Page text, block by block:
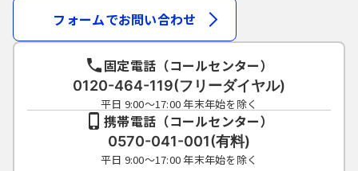
フォームでお問い合わせ
固定電話（コールセンター）
0120-464-119(フリーダイヤル)
平日 9:00～17:00 年末年始を除く
携帯電話（コールセンター）
0570-041-001(有料)
平日 9:00～17:00 年末年始を除く